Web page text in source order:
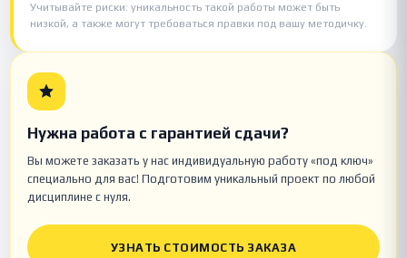
Учитывайте риски: уникальность такой работы может быть
низкой, а также могут требоваться правки под вашу методичку.
Нужна работа с гарантией сдачи?
Вы можете заказать у нас индивидуальную работу «под ключ»
специально для вас! Подготовим уникальный проект по любой
дисциплине с нуля.
УЗНАТЬ СТОИМОСТЬ ЗАКАЗА